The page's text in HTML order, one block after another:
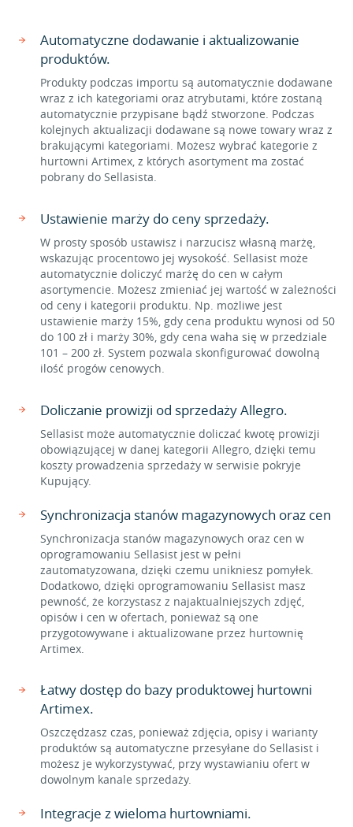
Automatyczne dodawanie i aktualizowanie
produktów.
Produkty podczas importu są automatycznie dodawane
wraz z ich kategoriami oraz atrybutami, które zostaną
automatycznie przypisane bądź stworzone. Podczas
kolejnych aktualizacji dodawane są nowe towary wraz z
brakującymi kategoriami. Możesz wybrać kategorie z
hurtowni Artimex, z których asortyment ma zostać
pobrany do Sellasista.
Ustawienie marży do ceny sprzedaży.
W prosty sposób ustawisz i narzucisz własną marżę,
wskazując procentowo jej wysokość. Sellasist może
automatycznie doliczyć marżę do cen w całym
asortymencie. Możesz zmieniać jej wartość w zależności
od ceny i kategorii produktu. Np. możliwe jest
ustawienie marży 15%, gdy cena produktu wynosi od 50
do 100 zł i marży 30%, gdy cena waha się w przedziale
101 – 200 zł. System pozwala skonfigurować dowolną
ilość progów cenowych.
Doliczanie prowizji od sprzedaży Allegro.
Sellasist może automatycznie doliczać kwotę prowizji
obowiązującej w danej kategorii Allegro, dzięki temu
koszty prowadzenia sprzedaży w serwisie pokryje
Kupujący.
Synchronizacja stanów magazynowych oraz cen
Synchronizacja stanów magazynowych oraz cen w
oprogramowaniu Sellasist jest w pełni
zautomatyzowana, dzięki czemu unikniesz pomyłek.
Dodatkowo, dzięki oprogramowaniu Sellasist masz
pewność, że korzystasz z najaktualniejszych zdjęć,
opisów i cen w ofertach, ponieważ są one
przygotowywane i aktualizowane przez hurtownię
Artimex.
Łatwy dostęp do bazy produktowej hurtowni
Artimex.
Oszczędzasz czas, ponieważ zdjęcia, opisy i warianty
produktów są automatyczne przesyłane do Sellasist i
możesz je wykorzystywać, przy wystawianiu ofert w
dowolnym kanale sprzedaży.
Integracje z wieloma hurtowniami.